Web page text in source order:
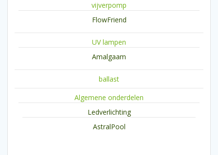
vijverpomp
FlowFriend
UV lampen
Amalgaam
ballast
Algemene onderdelen
Ledverlichting
AstralPool